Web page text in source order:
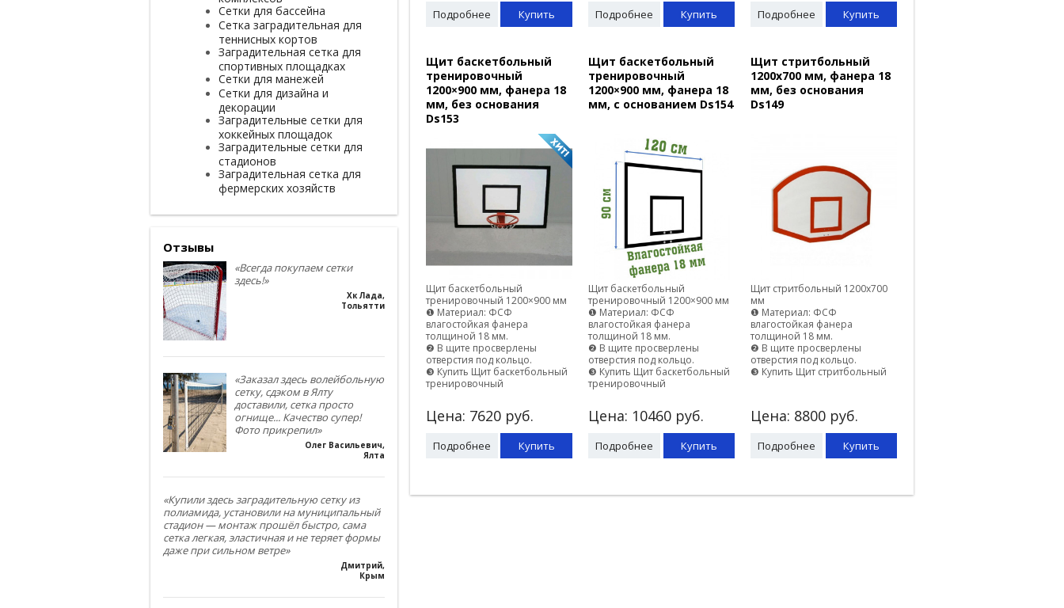
Сетки для бассейна
Сетка заградительная для
теннисных кортов
Заградительная сетка для
спортивных площадках
Сетки для манежей
Сетки для дизайна и
декорации
Заградительные сетки для
хоккейных площадок
Заградительные сетки для
стадионов
Заградительная сетка для
фермерских хозяйств
Отзывы
«Всегда покупаем сетки
здесь!»
Хк Лада,
Тольятти
«Заказал здесь волейбольную
сетку, сдэком в Ялту
доставили, сетка просто
огнище... Качество супер!
Фото прикрепил»
Олег Васильевич,
Ялта
«Купили здесь заградительную сетку из
полиамида, установили на муниципальный
стадион — монтаж прошёл быстро, сама
сетка легкая, эластичная и не теряет формы
даже при сильном ветре»
Дмитрий,
Крым
Подробнее Купить Подробнее Купить Подробнее Купить
Щит баскетбольный
тренировочный
1200×900 мм, фанера 18
мм, без основания
Ds153
Щит баскетбольный
тренировочный 1200×900 мм
❶ Материал: ФСФ
влагостойкая фанера
толщиной 18 мм.
❷ В щите просверлены
отверстия под кольцо.
❸ Купить Щит баскетбольный
тренировочный
Цена: 7620 руб.
Подробнее Купить
Щит баскетбольный
тренировочный
1200×900 мм, фанера 18
мм, с основанием Ds154
Щит баскетбольный
тренировочный 1200×900 мм
❶ Материал: ФСФ
влагостойкая фанера
толщиной 18 мм.
❷ В щите просверлены
отверстия под кольцо.
❸ Купить Щит баскетбольный
тренировочный
Цена: 10460 руб.
Подробнее Купить
Щит стритбольный
1200х700 мм, фанера 18
мм, без основания
Ds149
Щит стритбольный 1200х700
мм
❶ Материал: ФСФ
влагостойкая фанера
толщиной 18 мм.
❷ В щите просверлены
отверстия под кольцо.
❸ Купить Щит стритбольный
Цена: 8800 руб.
Подробнее Купить